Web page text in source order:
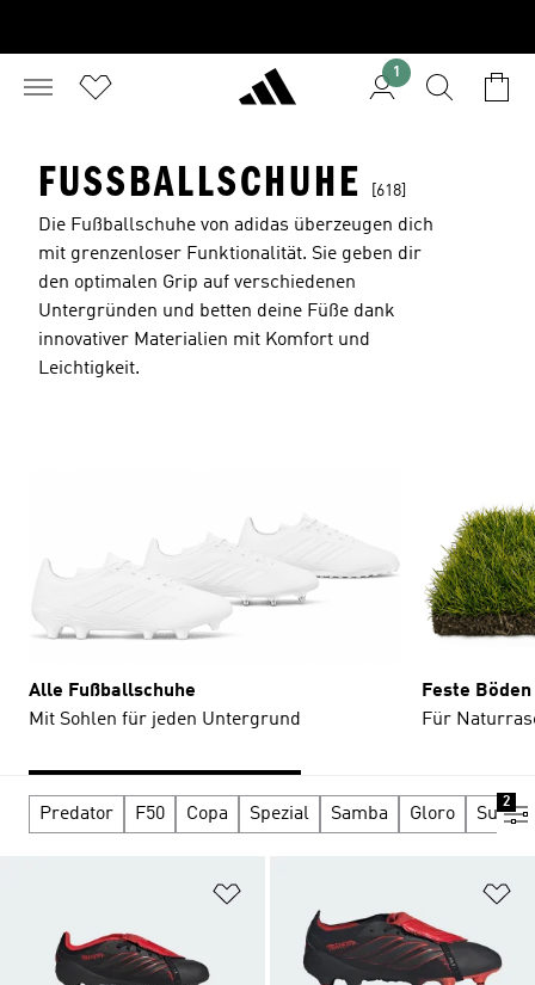
1
FUSSBALLSCHUHE [618]
Die Fußballschuhe von adidas überzeugen dich
mit grenzenloser Funktionalität. Sie geben dir
den optimalen Grip auf verschiedenen
Untergründen und betten deine Füße dank
innovativer Materialien mit Komfort und
Leichtigkeit.
Alle Fußballschuhe
Mit Sohlen für jeden Untergrund
Feste Böden
Für
Predator F50 Copa Spezial Samba Gloro
2